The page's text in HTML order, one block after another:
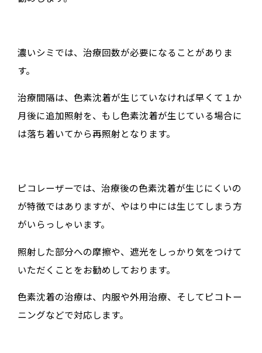
濃いシミでは、治療回数が必要になることがありま
す。
治療間隔は、色素沈着が生じていなければ早くて１か
月後に追加照射を、もし色素沈着が生じている場合に
は落ち着いてから再照射となります。
ピコレーザーでは、治療後の色素沈着が生じにくいの
が特徴ではありますが、やはり中には生じてしまう方
がいらっしゃいます。
照射した部分への摩擦や、遮光をしっかり気をつけて
いただくことをお勧めしております。
色素沈着の治療は、内服や外用治療、そしてピコトー
ニングなどで対応します。